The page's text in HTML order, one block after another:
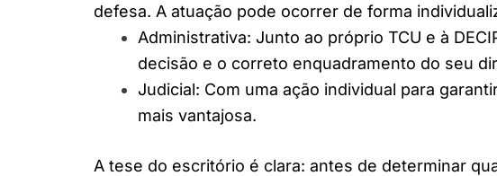
defesa. A atuação pode ocorrer de forma
Administrativa: Junto ao próprio TCU e à
decisão e o correto enquadramento do seu
Judicial: Com uma ação individual para
mais vantajosa.
A tese do escritório é clara: antes de determinar